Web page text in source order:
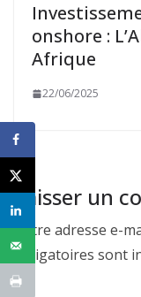
onshore :
Afrique
22/06/2025
Laisser un
Votre adresse e-
obligatoires sont